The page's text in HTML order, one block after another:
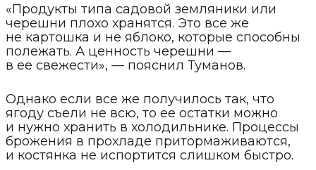
«Продукты типа садовой земляники или
черешни плохо хранятся. Это все же
не картошка и не яблоко, которые способны
полежать. А ценность черешни —
в ее свежести», — пояснил Туманов.
Однако если все же получилось так, что
ягоду съели не всю, то ее остатки можно
и нужно хранить в холодильнике. Процессы
брожения в прохладе притормаживаются,
и костянка не испортится слишком быстро.